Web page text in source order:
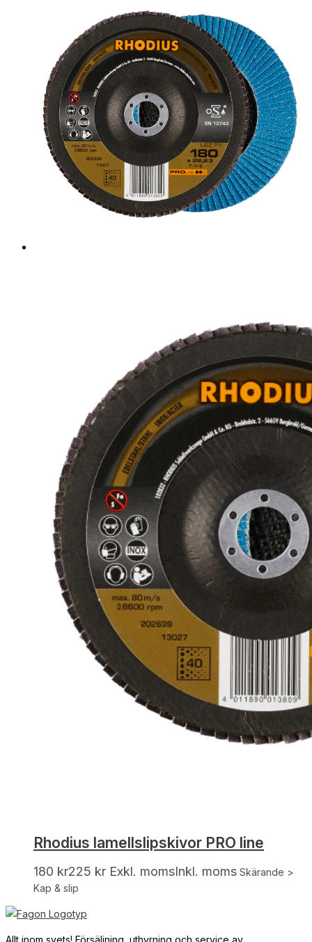
Rhodius lamellslipskivor PRO line
180 kr225 kr Exkl. momsInkl. moms Skärande >
Kap & slip
Allt inom svets! Försäljning, uthyrning och service av